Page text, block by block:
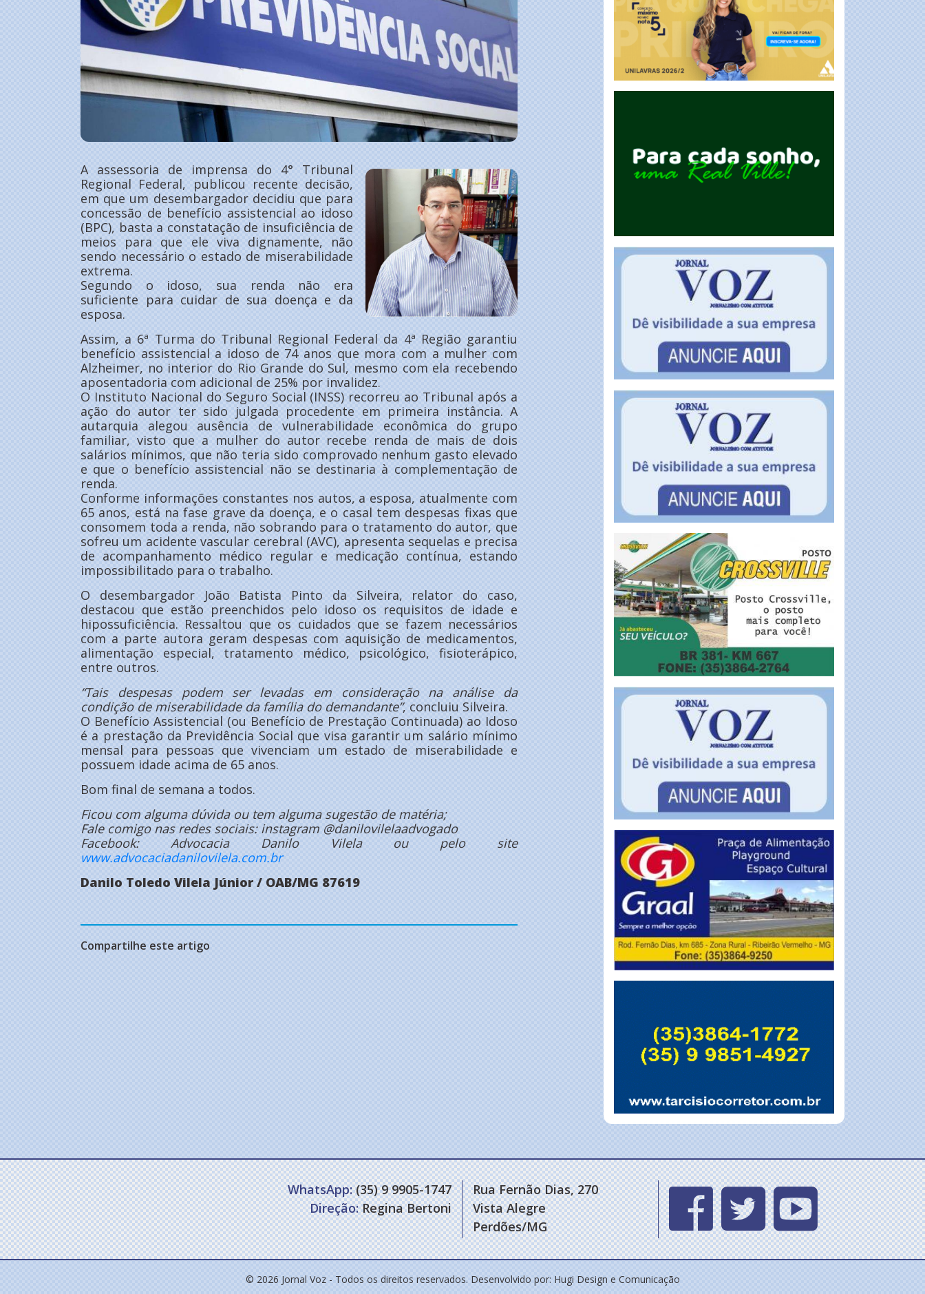
A assessoria de imprensa do 4° Tribunal
Regional Federal, publicou recente decisão,
em que um desembargador decidiu que para
concessão de benefício assistencial ao idoso
(BPC), basta a constatação de insuficiência de
meios para que ele viva dignamente, não
sendo necessário o estado de miserabilidade
extrema.
Segundo o idoso, sua renda não era
suficiente para cuidar de sua doença e da
esposa.
Assim, a 6ª Turma do Tribunal Regional Federal da 4ª Região garantiu
benefício assistencial a idoso de 74 anos que mora com a mulher com
Alzheimer, no interior do Rio Grande do Sul, mesmo com ela recebendo
aposentadoria com adicional de 25% por invalidez.
O Instituto Nacional do Seguro Social (INSS) recorreu ao Tribunal após a
ação do autor ter sido julgada procedente em primeira instância. A
autarquia alegou ausência de vulnerabilidade econômica do grupo
familiar, visto que a mulher do autor recebe renda de mais de dois
salários mínimos, que não teria sido comprovado nenhum gasto elevado
e que o benefício assistencial não se destinaria à complementação de
renda.
Conforme informações constantes nos autos, a esposa, atualmente com
65 anos, está na fase grave da doença, e o casal tem despesas fixas que
consomem toda a renda, não sobrando para o tratamento do autor, que
sofreu um acidente vascular cerebral (AVC), apresenta sequelas e precisa
de acompanhamento médico regular e medicação contínua, estando
impossibilitado para o trabalho.
O desembargador João Batista Pinto da Silveira, relator do caso,
destacou que estão preenchidos pelo idoso os requisitos de idade e
hipossuficiência. Ressaltou que os cuidados que se fazem necessários
com a parte autora geram despesas com aquisição de medicamentos,
alimentação especial, tratamento médico, psicológico, fisioterápico,
entre outros.
“Tais despesas podem ser levadas em consideração na análise da
condição de miserabilidade da família do demandante”, concluiu Silveira.
O Benefício Assistencial (ou Benefício de Prestação Continuada) ao Idoso
é a prestação da Previdência Social que visa garantir um salário mínimo
mensal para pessoas que vivenciam um estado de miserabilidade e
possuem idade acima de 65 anos.
Bom final de semana a todos.
Ficou com alguma dúvida ou tem alguma sugestão de matéria;
Fale comigo nas redes sociais: instagram @danilovilelaadvogado
Facebook: Advocacia Danilo Vilela ou pelo site
www.advocaciadanilovilela.com.br
Danilo Toledo Vilela Júnior / OAB/MG 87619
Compartilhe este artigo
WhatsApp:(35) 9 9905-1747
Direção:Regina Bertoni
Rua Fernão Dias, 270
Vista Alegre
Perdões/MG
© 2026 Jornal Voz - Todos os direitos reservados. Desenvolvido por: Hugi Design e Comunicação